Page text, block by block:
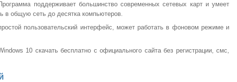
поддерживает большинство современных сетевых карт и умеет
в общую сеть до десятка компьютеров.
пользовательский интерфейс, может работать в фоновом режиме и
10 скачать бесплатно с официального сайта без регистрации, смс,